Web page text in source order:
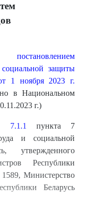
защиты
1 ноября 2023 г.
в Национальном
г.)
7.1.1
пункта 7
и социальной
утвержденного
Республики
Министерство
Беларусь